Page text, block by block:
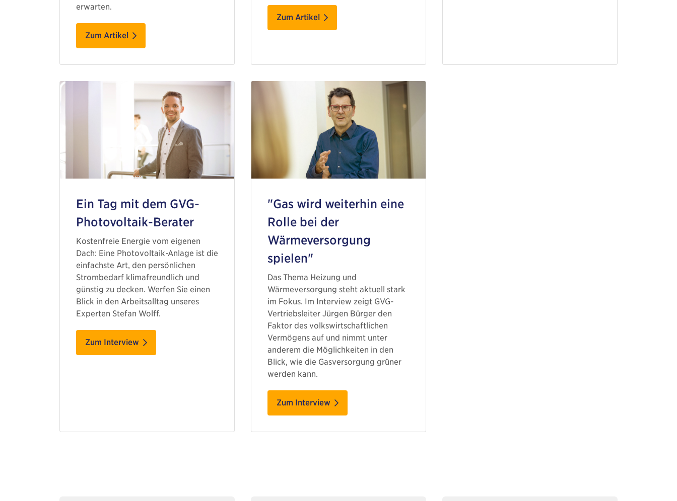
erwarten.
Zum Artikel
Zum Artikel
Ein Tag mit dem GVG-
Photovoltaik-Berater
Kostenfreie Energie vom eigenen
Dach: Eine Photovoltaik-Anlage ist die
einfachste Art, den persönlichen
Strombedarf klimafreundlich und
günstig zu decken. Werfen Sie einen
Blick in den Arbeitsalltag unseres
Experten Stefan Wolff.
Zum Interview
"Gas wird weiterhin eine
Rolle bei der
Wärmeversorgung
spielen"
Das Thema Heizung und
Wärmeversorgung steht aktuell stark
im Fokus. Im Interview zeigt GVG-
Vertriebsleiter Jürgen Bürger den
Faktor des volkswirtschaftlichen
Vermögens auf und nimmt unter
anderem die Möglichkeiten in den
Blick, wie die Gasversorgung grüner
werden kann.
Zum Interview